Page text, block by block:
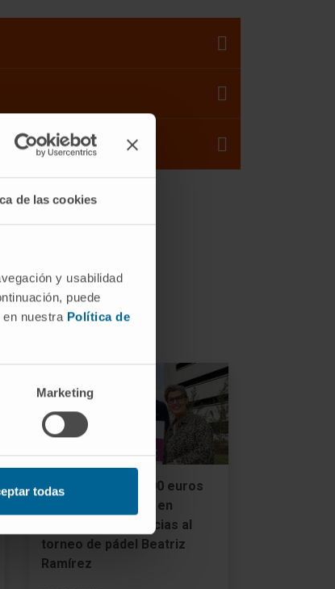
de las cookies
y usabilidad
puede
nuestra Política de
Marketing
todas
El Cima recibe 5.000 euros
para investigación en
cáncer infantil gracias al
torneo de pádel Beatriz
Ramírez